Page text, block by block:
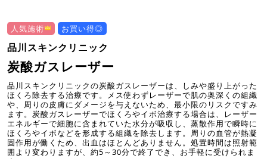
人気施術 お買い得◎
品川スキンクリニック
炭酸ガスレーザー
品川スキンクリニックの炭酸ガスレーザーは、しみや盛り上がった
ほくろ除去する治療です。メス使わずレーザーで肌の奥深くの組織
や、周りの皮膚にダメージを与えないため、最小限のリスクですみ
ます。炭酸ガスレーザーでほくろやイボ治療する場合は、レーザー
エネルギーで細胞に含まれていた水分が吸収し、蒸散作用で瞬時に
ほくろやイボなどを形成する組織を除去します。周りの血管が熱凝
固作用が働くため、出血はほとんどありません。処置時間は照射範
囲より変わりますが、約5～30分で終了でき、お手軽に受けられま